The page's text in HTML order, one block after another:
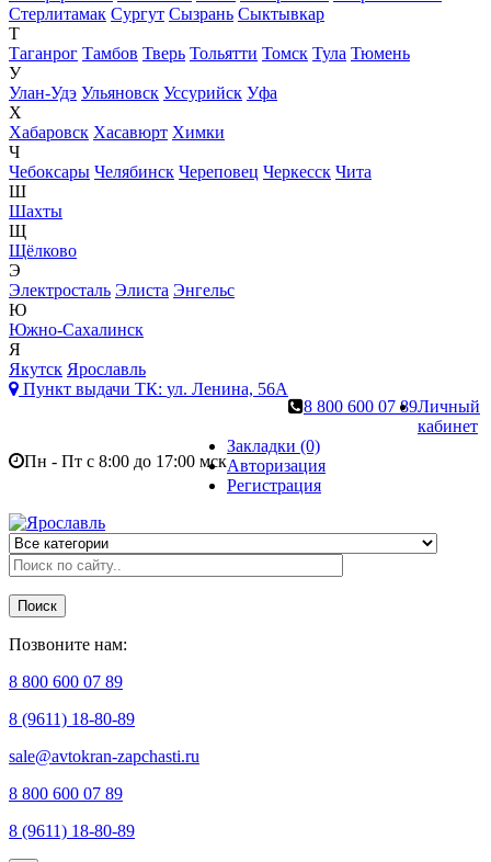
Стерлитамак Сургут Сызрань Сыктывкар
Т
Таганрог Тамбов Тверь Тольятти Томск Тула Тюмень
У
Улан-Удэ Ульяновск Уссурийск Уфа
Х
Хабаровск Хасавюрт Химки
Ч
Чебоксары Челябинск Череповец Черкесск Чита
Ш
Шахты
Щ
Щёлково
Э
Электросталь Элиста Энгельс
Ю
Южно-Сахалинск
Я
Якутск Ярославль
Пункт выдачи ТК: ул. Ленина, 56А
8 800 600 07 89
Пн - Пт с 8:00 до 17:00 мск
Личный
кабинет
Закладки (0)
Авторизация
Регистрация
Поиск
Позвоните нам:
8 800 600 07 89
8 (9611) 18-80-89
sale@avtokran-zapchasti.ru
8 800 600 07 89
8 (9611) 18-80-89